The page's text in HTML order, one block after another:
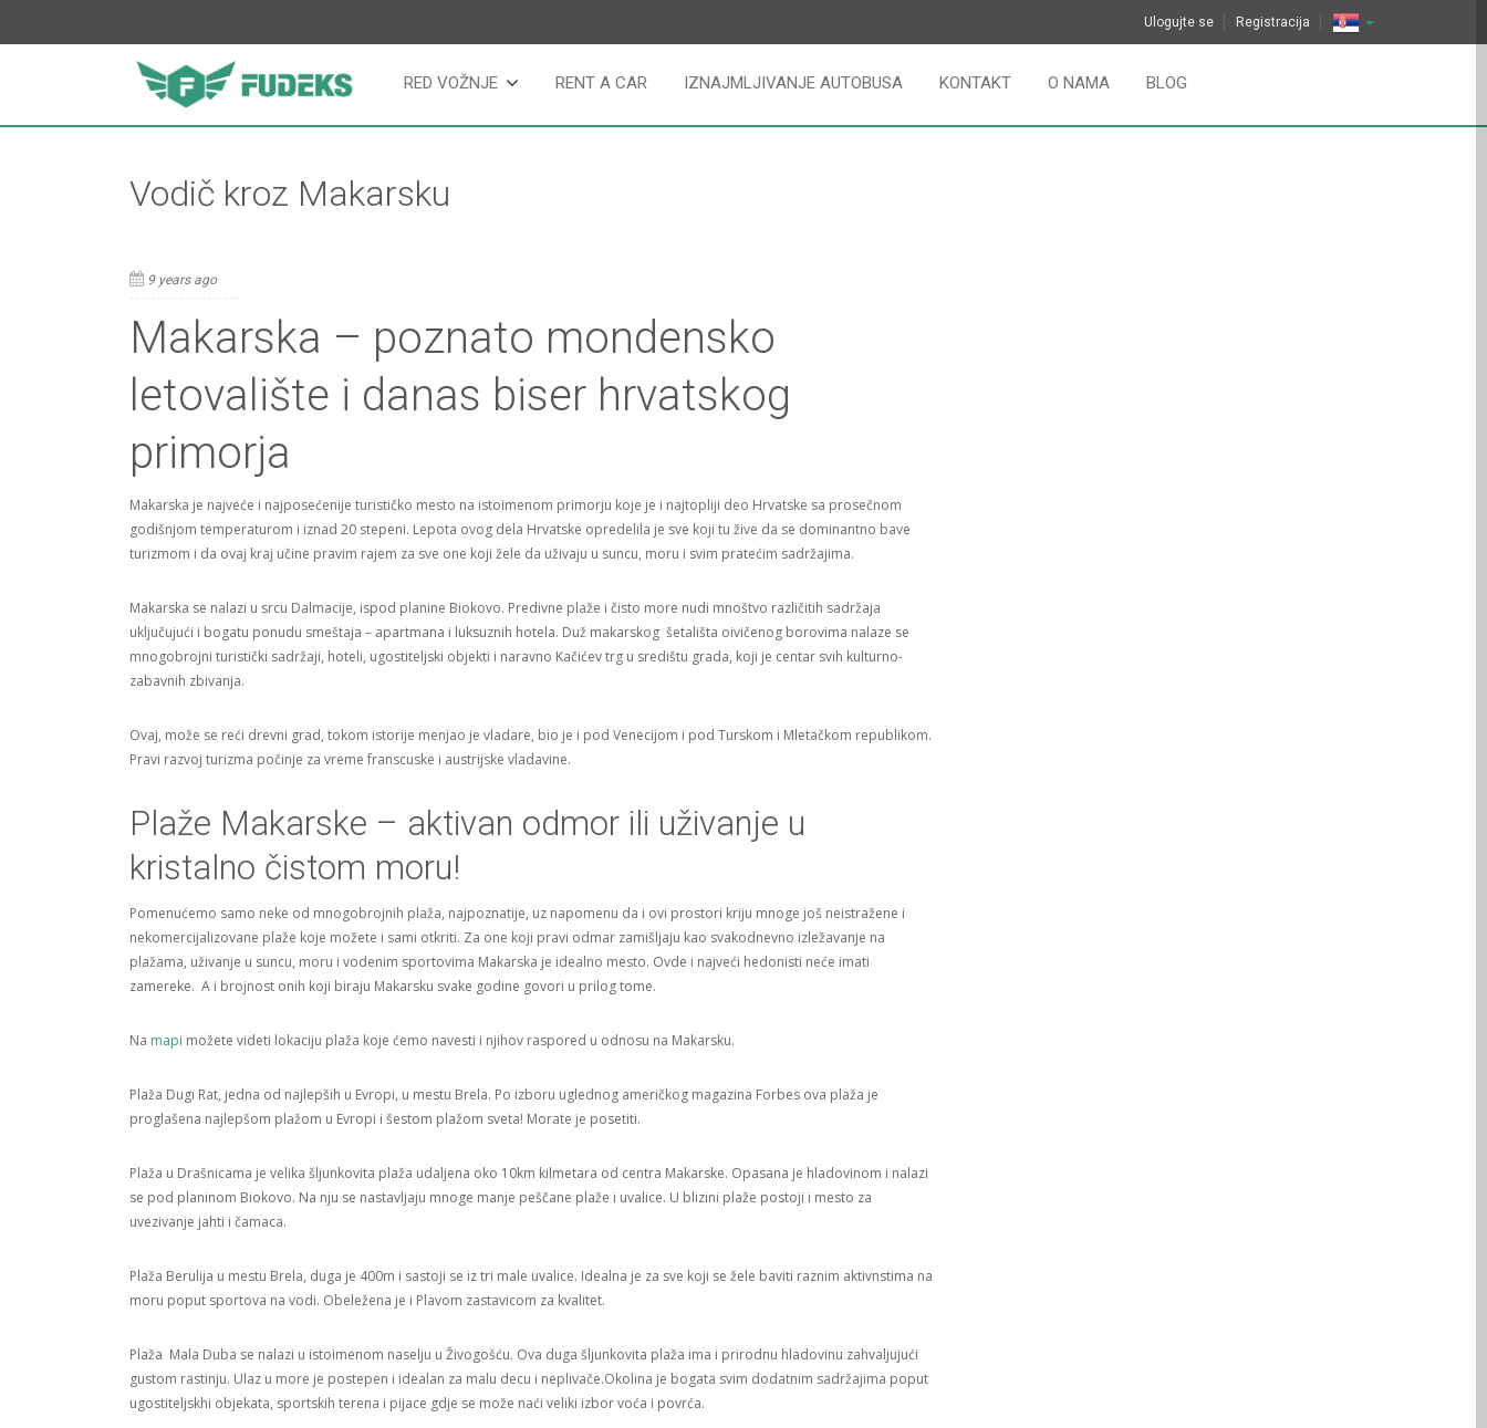
Ulogujte se Registracija
RED VOŽNJE RENT A CAR IZNAJMLJIVANJE AUTOBUSA KONTAKT O NAMA BLOG
Vodič kroz Makarsku
9 years ago
Makarska – poznato mondensko
letovalište i danas biser hrvatskog
primorja
Makarska je najveće i najposećenije turističko mesto na istoimenom primorju koje je i najtopliji deo Hrvatske sa prosečnom
godišnjom temperaturom i iznad 20 stepeni. Lepota ovog dela Hrvatske opredelila je sve koji tu žive da se dominantno bave
turizmom i da ovaj kraj učine pravim rajem za sve one koji žele da uživaju u suncu, moru i svim pratećim sadržajima.
Makarska se nalazi u srcu Dalmacije, ispod planine Biokovo. Predivne plaže i čisto more nudi mnoštvo različitih sadržaja
uključujući i bogatu ponudu smeštaja – apartmana i luksuznih hotela. Duž makarskog šetališta oivičenog borovima nalaze se
mnogobrojni turistički sadržaji, hoteli, ugostiteljski objekti i naravno Kačićev trg u središtu grada, koji je centar svih kulturno-
zabavnih zbivanja.
Ovaj, može se reći drevni grad, tokom istorije menjao je vladare, bio je i pod Venecijom i pod Turskom i Mletačkom republikom.
Pravi razvoj turizma počinje za vreme franscuske i austrijske vladavine.
Plaže Makarske – aktivan odmor ili uživanje u
kristalno čistom moru!
Pomenućemo samo neke od mnogobrojnih plaža, najpoznatije, uz napomenu da i ovi prostori kriju mnoge još neistražene i
nekomercijalizovane plaže koje možete i sami otkriti. Za one koji pravi odmar zamišljaju kao svakodnevno izležavanje na
plažama, uživanje u suncu, moru i vodenim sportovima Makarska je idealno mesto. Ovde i najveći hedonisti neće imati
zamereke. A i brojnost onih koji biraju Makarsku svake godine govori u prilog tome.
Na mapi možete videti lokaciju plaža koje ćemo navesti i njihov raspored u odnosu na Makarsku.
Plaža Dugi Rat, jedna od najlepših u Evropi, u mestu Brela. Po izboru uglednog američkog magazina Forbes ova plaža je
proglašena najlepšom plažom u Evropi i šestom plažom sveta! Morate je posetiti.
Plaža u Drašnicama je velika šljunkovita plaža udaljena oko 10km kilmetara od centra Makarske. Opasana je hladovinom i nalazi
se pod planinom Biokovo. Na nju se nastavljaju mnoge manje peščane plaže i uvalice. U blizini plaže postoji i mesto za
uvezivanje jahti i čamaca.
Plaža Berulija u mestu Brela, duga je 400m i sastoji se iz tri male uvalice. Idealna je za sve koji se žele baviti raznim aktivnstima na
moru poput sportova na vodi. Obeležena je i Plavom zastavicom za kvalitet.
Plaža Mala Duba se nalazi u istoimenom naselju u Živogošću. Ova duga šljunkovita plaža ima i prirodnu hladovinu zahvaljujući
gustom rastinju. Ulaz u more je postepen i idealan za malu decu i neplivače.Okolina je bogata svim dodatnim sadržajima poput
ugostiteljskhi objekata, sportskih terena i pijace gdje se može naći veliki izbor voća i povrća.